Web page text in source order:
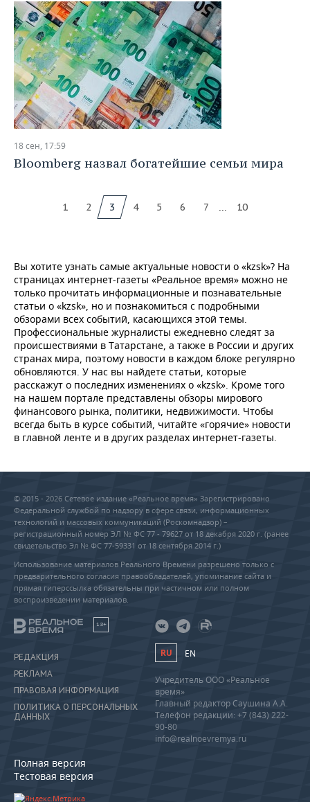
18 сен, 17:59
Bloomberg назвал богатейшие семьи мира
1 2 3 4 5 6 7 ... 10
Вы хотите узнать самые актуальные новости о «kzsk»? На
страницах интернет-газеты «Реальное время» можно не
только прочитать информационные и познавательные
статьи о «kzsk», но и познакомиться с подробными
обзорами всех событий, касающихся этой темы.
Профессиональные журналисты ежедневно следят за
происшествиями в Татарстане, а также в России и других
странах мира, поэтому новости в каждом блоке регулярно
обновляются. У нас вы найдете статьи, которые
расскажут о последних изменениях о «kzsk». Кроме того
на нашем портале представлены обзоры мирового
финансового рынка, политики, недвижимости. Чтобы
всегда быть в курсе событий, читайте «горячие» новости
в главной ленте и в других разделах интернет-газеты.
© 2015 - 2026 Сетевое издание «Реальное время» Зарегистрировано
Федеральной службой по надзору в сфере связи, информационных
технологий и массовых коммуникаций (Роскомнадзор) –
регистрационный номер ЭЛ № ФС 77 - 79627 от 18 декабря 2020 г. (ранее
свидетельство Эл № ФС 77-59331 от 18 сентября 2014 г.)
Использование материалов Реального Времени разрешено только с
предварительного согласия правообладателей, упоминание сайта и
прямая гиперссылка обязательны при частичном или полном
воспроизведении материалов.
18+
РЕДАКЦИЯ
РЕКЛАМА
ПРАВОВАЯ ИНФОРМАЦИЯ
ПОЛИТИКА О ПЕРСОНАЛЬНЫХ
ДАННЫХ
Полная версия
Тестовая версия
RU EN
Учредитель ООО «Реальное
время»
Главный редактор Саушина А.А.
Телефон редакции: +7 (843) 222-
90-80
info@realnoevremya.ru